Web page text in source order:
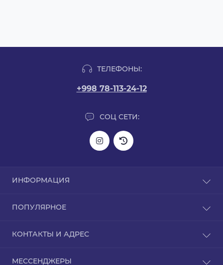
ТЕЛЕФОНЫ:
+998 78-113-24-12
СОЦ СЕТИ:
ИНФОРМАЦИЯ
О нас
Гарантия на товар
Возврат товара
ПОПУЛЯРНОЕ
Аргинин
GABA (ГАБА)
КОНТАКТЫ И АДРЕС
МЕССЕНДЖЕРЫ